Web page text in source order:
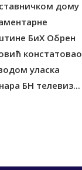
дому
БиХ Обрен
констатовао
уласка
БН телевиз...